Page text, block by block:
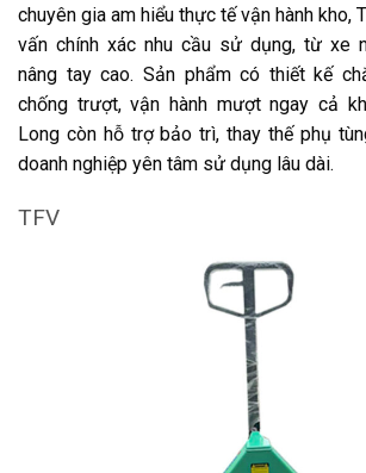
chuyên gia am hiểu thực tế vận hành kho,
vấn chính xác nhu cầu sử dụng, từ xe
nâng tay cao. Sản phẩm có thiết kế
chống trượt, vận hành mượt ngay cả
Long còn hỗ trợ bảo trì, thay thế phụ
doanh nghiệp yên tâm sử dụng lâu dài.
TFV